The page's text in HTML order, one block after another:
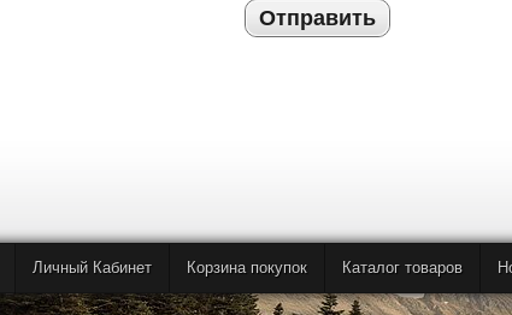
Отправить
Личный Кабинет Корзина покупок Каталог товаров